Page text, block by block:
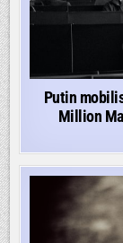
Putin
Million